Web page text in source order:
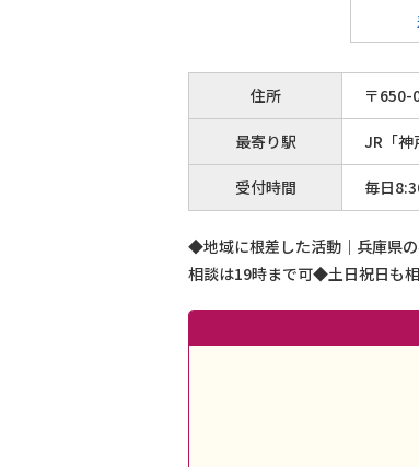
住所 〒650-
最寄り駅 JR「神
受付時間 毎日
◆地域に根差した活動｜兵庫県
相談は19時まで可◆土日祝日も